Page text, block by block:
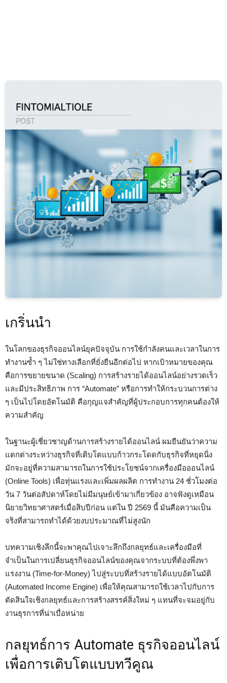
เกริ่นนำ
ในโลกของธุรกิจออนไลน์ยุคปัจจุบัน การใช้กำลังคนและเวลาในการ
ทำงานซ้ำ ๆ ไม่ใช่ทางเลือกที่ยั่งยืนอีกต่อไป หากเป้าหมายของคุณ
คือการขยายขนาด (Scaling) การสร้างรายได้ออนไลน์อย่างรวดเร็ว
และมีประสิทธิภาพ การ “Automate” หรือการทำให้กระบวนการต่าง
ๆ เป็นไปโดยอัตโนมัติ คือกุญแจสำคัญที่ผู้ประกอบการทุกคนต้องให้
ความสำคัญ
ในฐานะผู้เชี่ยวชาญด้านการสร้างรายได้ออนไลน์ ผมยืนยันว่าความ
แตกต่างระหว่างธุรกิจที่เติบโตแบบก้าวกระโดดกับธุรกิจที่หยุดนิ่ง
มักจะอยู่ที่ความสามารถในการใช้ประโยชน์จากเครื่องมือออนไลน์
(Online Tools) เพื่อทุ่นแรงและเพิ่มผลผลิต การทำงาน 24 ชั่วโมงต่อ
วัน 7 วันต่อสัปดาห์โดยไม่มีมนุษย์เข้ามาเกี่ยวข้อง อาจฟังดูเหมือน
นิยายวิทยาศาสตร์เมื่อสิบปีก่อน แต่ใน ปี 2569 นี้ มันคือความเป็น
จริงที่สามารถทำได้ด้วยงบประมาณที่ไม่สูงนัก
บทความเชิงลึกนี้จะพาคุณไปเจาะลึกถึงกลยุทธ์และเครื่องมือที่
จำเป็นในการเปลี่ยนธุรกิจออนไลน์ของคุณจากระบบที่ต้องพึ่งพา
แรงงาน (Time-for-Money) ไปสู่ระบบที่สร้างรายได้แบบอัตโนมัติ
(Automated Income Engine) เพื่อให้คุณสามารถใช้เวลาไปกับการ
ตัดสินใจเชิงกลยุทธ์และการสร้างสรรค์สิ่งใหม่ ๆ แทนที่จะจมอยู่กับ
งานธุรการที่น่าเบื่อหน่าย
กลยุทธ์การ Automate ธุรกิจออนไลน์
เพื่อการเติบโตแบบทวีคูณ